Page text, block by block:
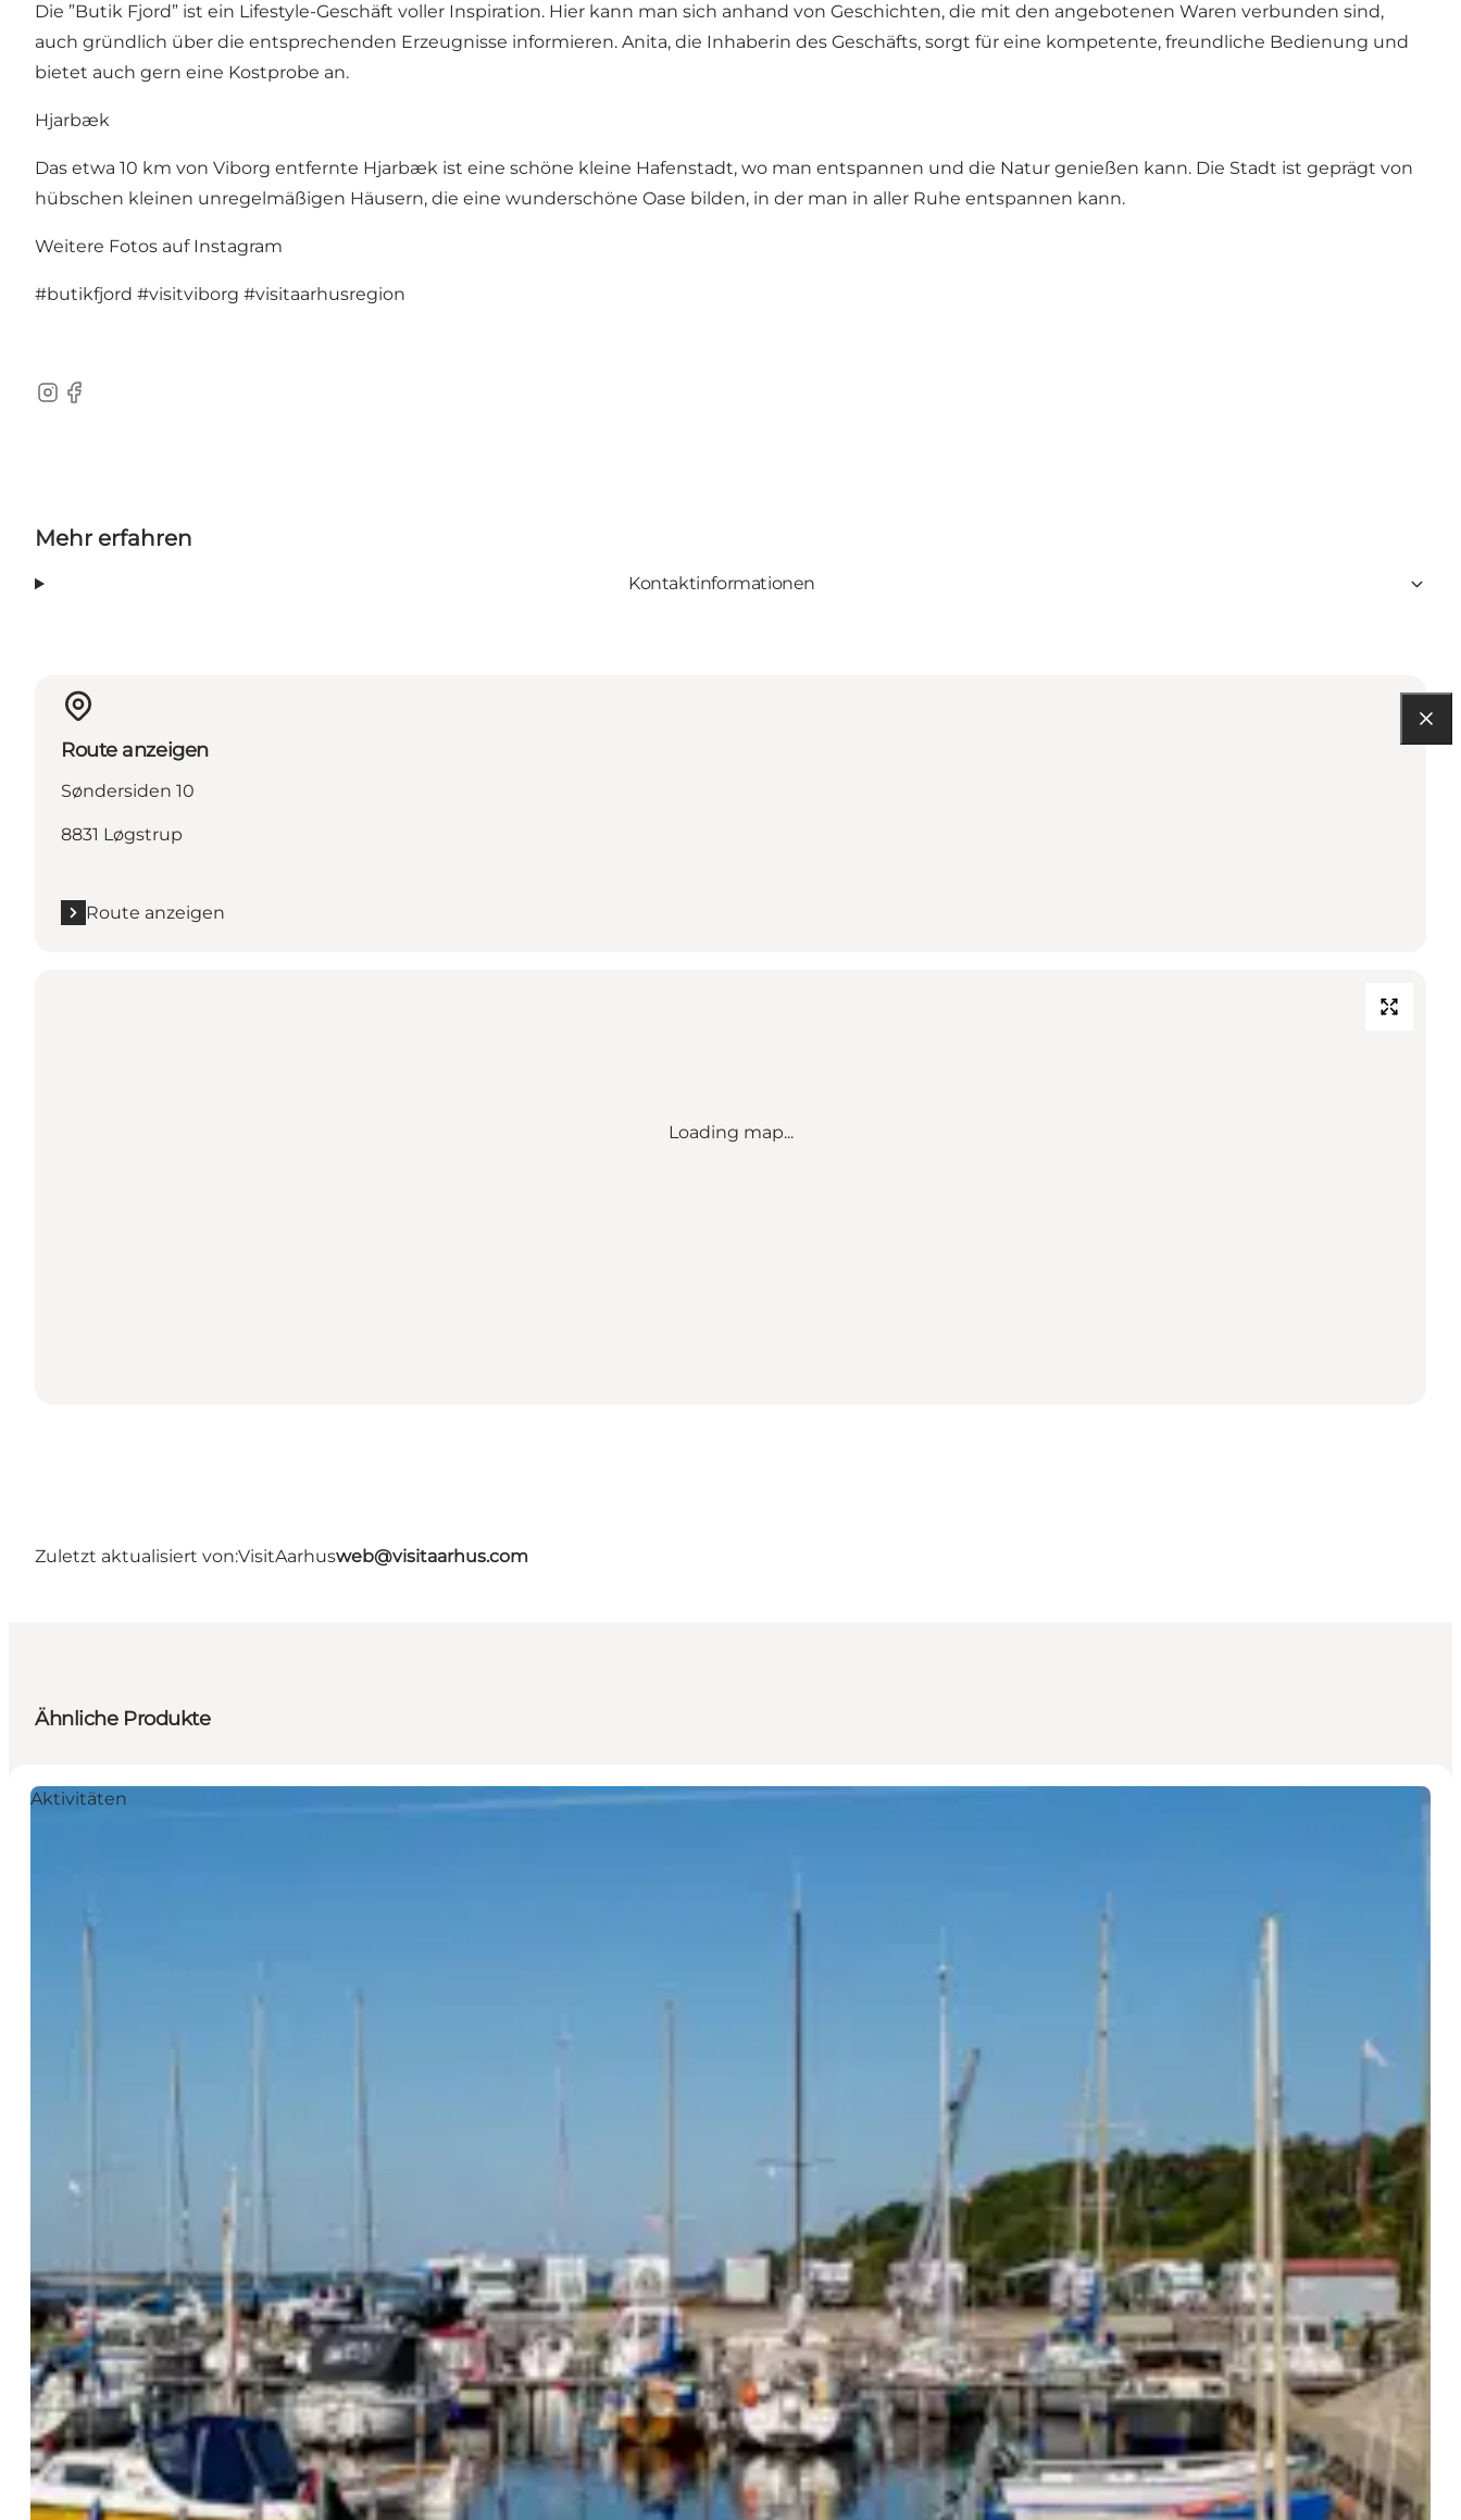
Die ”Butik Fjord” ist ein Lifestyle-Geschäft voller Inspiration. Hier kann man sich anhand von Geschichten, die mit den angebotenen Waren verbunden sind,
auch gründlich über die entsprechenden Erzeugnisse informieren. Anita, die Inhaberin des Geschäfts, sorgt für eine kompetente, freundliche Bedienung und
bietet auch gern eine Kostprobe an.
Hjarbæk
Das etwa 10 km von Viborg entfernte Hjarbæk ist eine schöne kleine Hafenstadt, wo man entspannen und die Natur genießen kann. Die Stadt ist geprägt von
hübschen kleinen unregelmäßigen Häusern, die eine wunderschöne Oase bilden, in der man in aller Ruhe entspannen kann.
Weitere Fotos auf Instagram
#butikfjord #visitviborg #visitaarhusregion
Instagram
Facebook
Mehr erfahren
Kontaktinformationen
Route anzeigen
Søndersiden 10
8831 Løgstrup
Route anzeigen
Loading map...
Zuletzt aktualisiert von:VisitAarhusweb@visitaarhus.com
Ähnliche Produkte
Aktivitäten